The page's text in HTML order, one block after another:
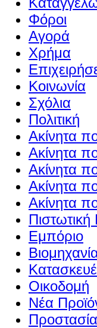
Φόροι
Αγορά
Χρήμα
Κοινωνία
Σχόλια
Πολιτική
Ακίνητα
Ακίνητα
Ακίνητα
Ακίνητα
Ακίνητα
Πιστωτική
Εμπόριο
Οικοδομή
Νέα